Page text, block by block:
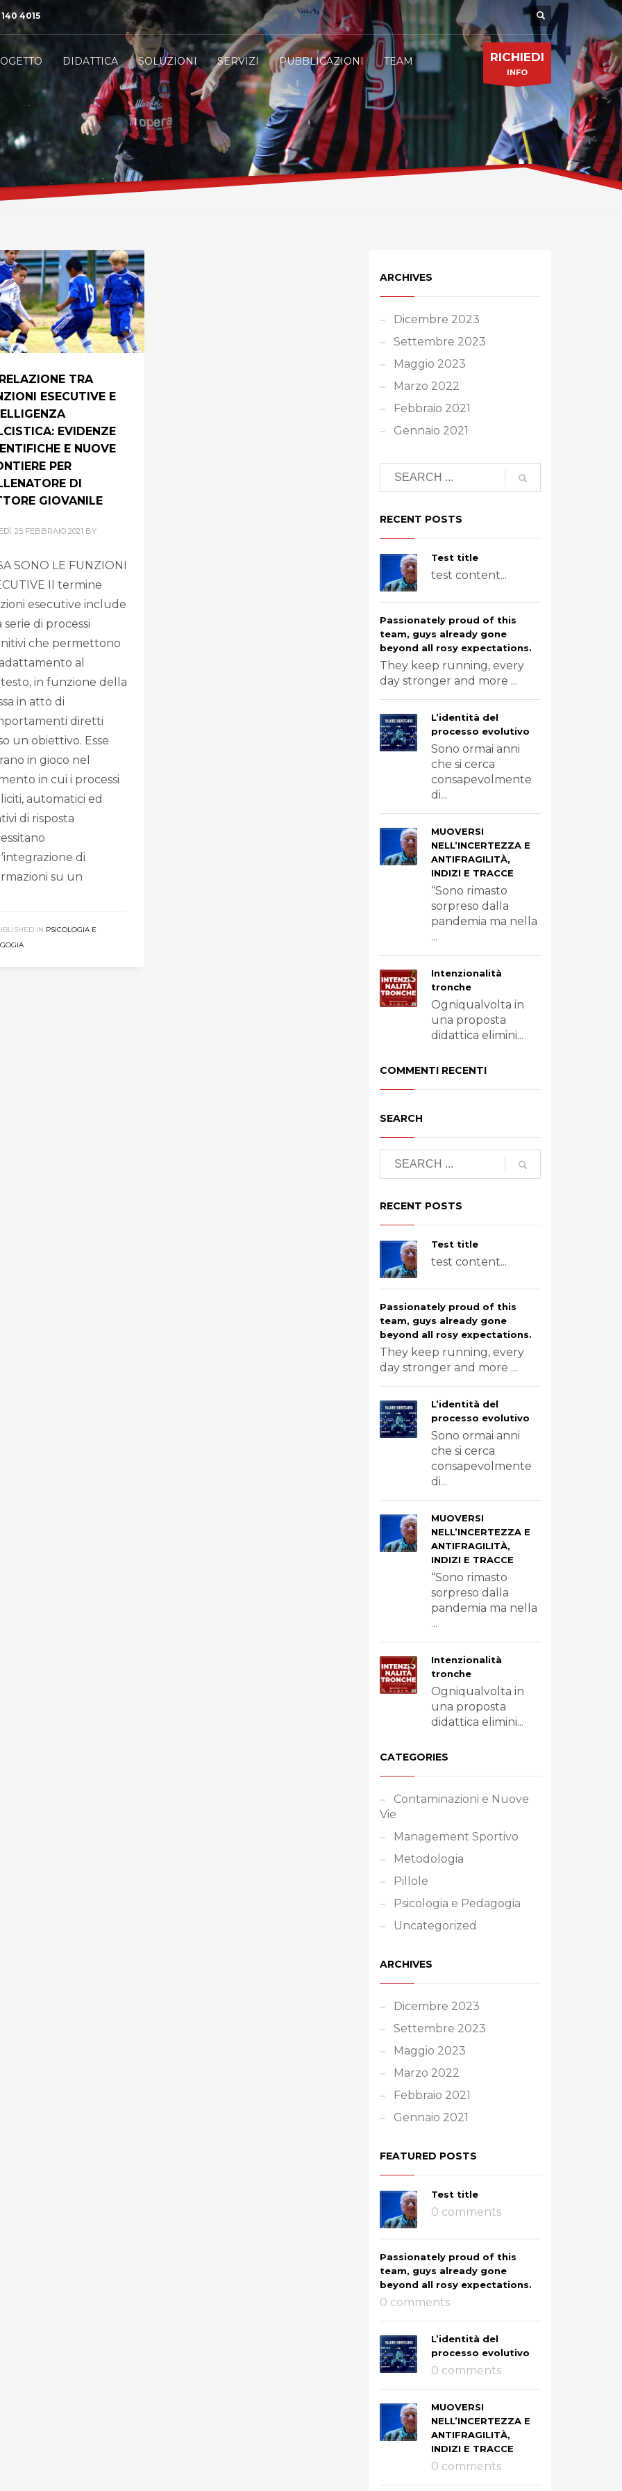
4015
DIDATTICA SOLUZIONI SERVIZI PUBBLICAZIONI TEAM RICHIEDI
INFO
TRA
ESECUTIVE E
EVIDENZE
E NUOVE
PER
DI
GIOVANILE
25 FEBBRAIO 2021 BY
SONO LE FUNZIONI
Il termine
esecutive include
serie di processi
che permettono
al
in funzione della
in atto di
diretti
un obiettivo. Esse
in gioco nel
in cui i processi
automatici ed
di risposta
di
su un
IN PSICOLOGIA E
ARCHIVES
Dicembre 2023
Settembre 2023
Maggio 2023
Marzo 2022
Febbraio 2021
Gennaio 2021
RECENT POSTS
Test title
test content...
Passionately proud of this
team, guys already gone
beyond all rosy expectations.
They keep running, every
day stronger and more ...
L’identità del
processo evolutivo
Sono ormai anni
che si cerca
consapevolmente
di...
MUOVERSI
NELL’INCERTEZZA E
ANTIFRAGILITÀ,
INDIZI E TRACCE
“Sono rimasto
sorpreso dalla
pandemia ma nella
...
Intenzionalità
tronche
Ogniqualvolta in
una proposta
didattica elimini...
COMMENTI RECENTI
SEARCH
RECENT POSTS
Test title
test content...
Passionately proud of this
team, guys already gone
beyond all rosy expectations.
They keep running, every
day stronger and more ...
L’identità del
processo evolutivo
Sono ormai anni
che si cerca
consapevolmente
di...
MUOVERSI
NELL’INCERTEZZA E
ANTIFRAGILITÀ,
INDIZI E TRACCE
“Sono rimasto
sorpreso dalla
pandemia ma nella
...
Intenzionalità
tronche
Ogniqualvolta in
una proposta
didattica elimini...
CATEGORIES
Contaminazioni e Nuove
Vie
Management Sportivo
Metodologia
Pillole
Psicologia e Pedagogia
Uncategorized
ARCHIVES
Dicembre 2023
Settembre 2023
Maggio 2023
Marzo 2022
Febbraio 2021
Gennaio 2021
FEATURED POSTS
Test title
0 comments
Passionately proud of this
team, guys already gone
beyond all rosy expectations.
0 comments
L’identità del
processo evolutivo
0 comments
MUOVERSI
NELL’INCERTEZZA E
ANTIFRAGILITÀ,
INDIZI E TRACCE
0 comments